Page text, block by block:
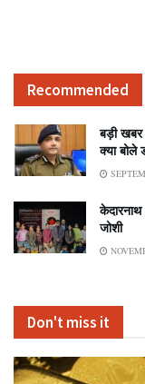
Recommended
बड़ी
क्या बोले
जोशी
Don't miss it